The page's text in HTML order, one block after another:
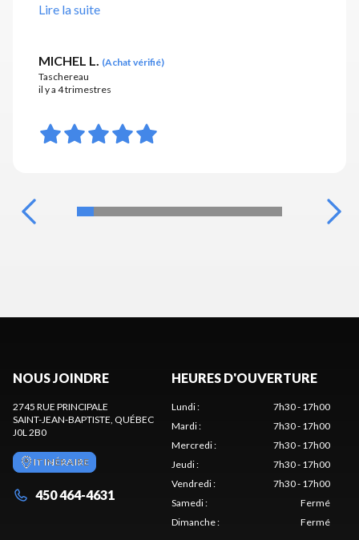
Lire la suite
MICHEL L. (Achat vérifié)
Taschereau
il y a 4 trimestres
NOUS JOINDRE
2745 RUE PRINCIPALE
SAINT-JEAN-BAPTISTE , QUÉBEC
J0L 2B0
ITINÉRAIRE
450 464-4631
HEURES D'OUVERTURE
Lundi:
7h30 - 17h00
Mardi:
7h30 - 17h00
Mercredi:
7h30 - 17h00
Jeudi:
7h30 - 17h00
Vendredi:
7h30 - 17h00
Samedi:
Fermé
Dimanche: Fermé